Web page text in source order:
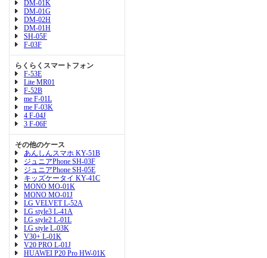
DM-01K
DM-01G
DM-02H
DM-01H
SH-05F
F-03F
らくらくスマートフォン
F-53E
Lite MR01
F-52B
me F-01L
me F-03K
4 F-04J
3 F-06F
その他のケース
あんしんスマホ KY-51B
ジュニアPhone SH-03F
ジュニアPhone SH-05E
キッズケータイ KY-41C
MONO MO-01K
MONO MO-01J
LG VELVET L-52A
LG style3 L-41A
LG style2 L-01L
LG style L-03K
V30+ L-01K
V20 PRO L-01J
HUAWEI P20 Pro HW-01K